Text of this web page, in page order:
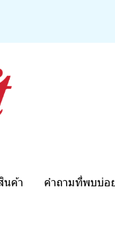
นค้า คำถามที่พบบ่อ